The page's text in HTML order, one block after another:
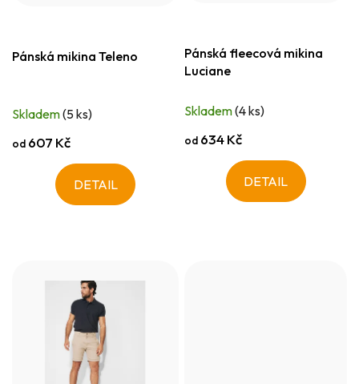
Pánská mikina Teleno
Skladem(5 ks)
od 607 Kč
DETAIL
Pánská fleecová mikina
Luciane
Skladem(4 ks)
od 634 Kč
DETAIL